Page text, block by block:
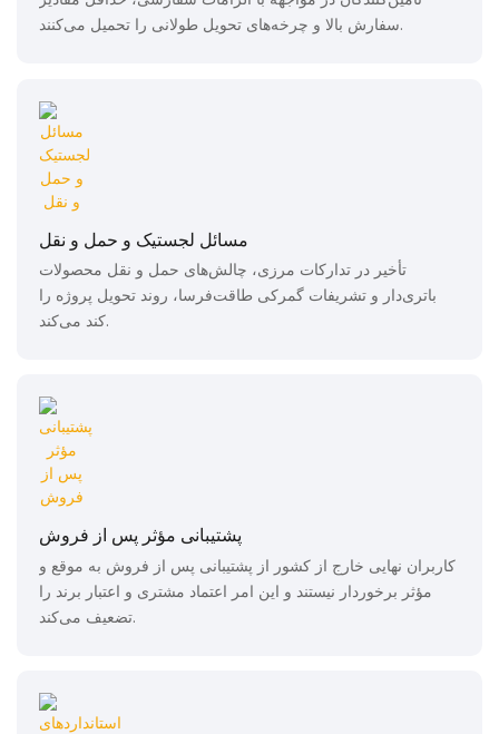
سفارش بالا و چرخه‌های تحویل طولانی را تحمیل می‌کنند.
مسائل لجستیک و حمل و نقل
تأخیر در تدارکات مرزی، چالش‌های حمل و نقل محصولات
باتری‌دار و تشریفات گمرکی طاقت‌فرسا، روند تحویل پروژه را
کند می‌کند.
پشتیبانی مؤثر پس از فروش
کاربران نهایی خارج از کشور از پشتیبانی پس از فروش به موقع و
مؤثر برخوردار نیستند و این امر اعتماد مشتری و اعتبار برند را
تضعیف می‌کند.